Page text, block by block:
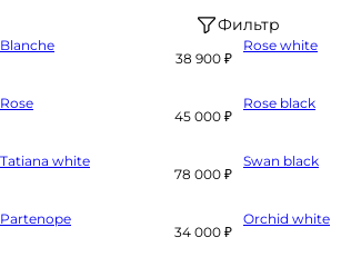
Фильтр
Blanche
38 900 ₽
Rose white
Rose
45 000 ₽
Rose black
Tatiana white
78 000 ₽
Swan black
Partenope
34 000 ₽
Orchid white